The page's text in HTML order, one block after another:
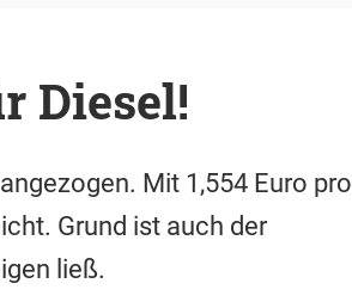
Diesel!
Mit 1,554 Euro pro
Grund ist auch der
ließ.